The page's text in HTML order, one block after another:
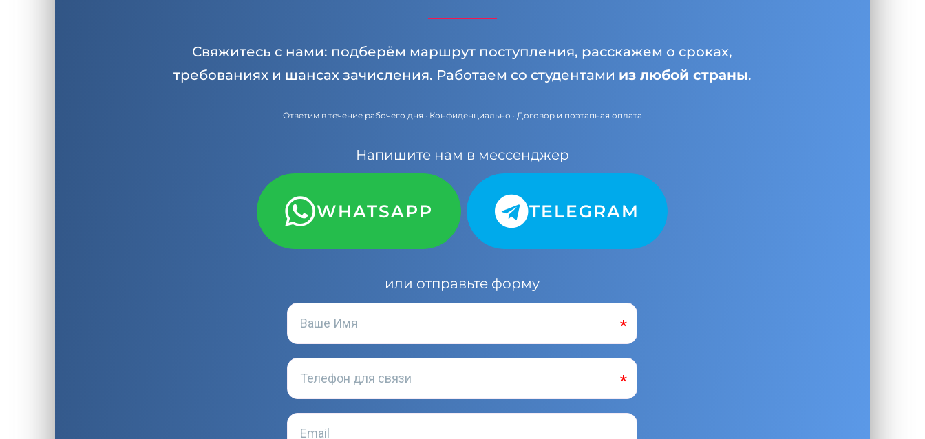
Свяжитесь с нами: подберём маршрут поступления, расскажем о сроках,
требованиях и шансах зачисления. Работаем со студентами из любой страны.
Ответим в течение рабочего дня · Конфиденциально · Договор и поэтапная оплата
Напишите нам в мессенджер
WHATSAPP TELEGRAM
или отправьте форму